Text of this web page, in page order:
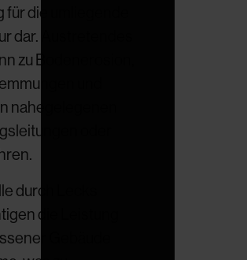
die umliegende
dar. Austretendes
zu Bodenerosion,
und
nahegelegenen
oder
durch Lecks
die Leistung
Gebäude